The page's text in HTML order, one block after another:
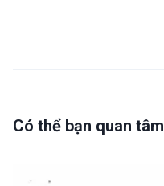
Có thể bạn quan tâm